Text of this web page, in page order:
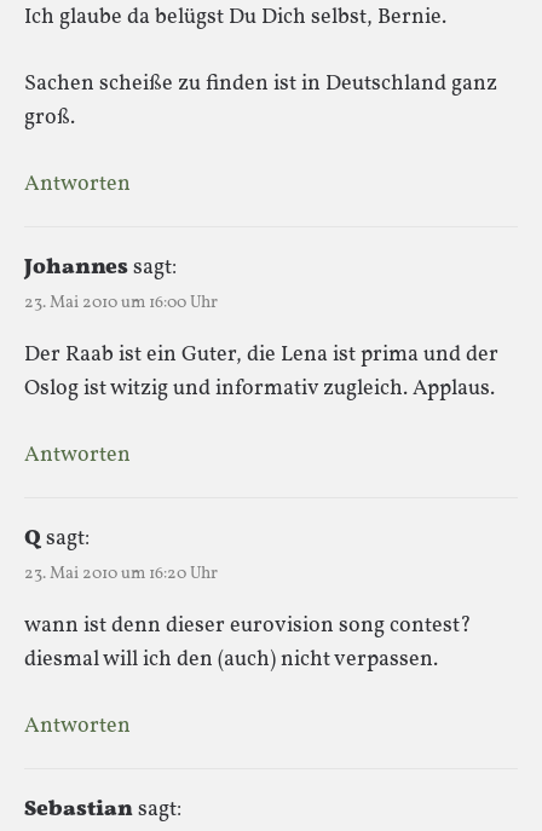
Ich glaube da belügst Du Dich selbst, Bernie.
Sachen scheiße zu finden ist in Deutschland ganz
groß.
Antworten
Johannessagt:
23. Mai 2010 um 16:00 Uhr
Der Raab ist ein Guter, die Lena ist prima und der
Oslog ist witzig und informativ zugleich. Applaus.
Antworten
Qsagt:
23. Mai 2010 um 16:20 Uhr
wann ist denn dieser eurovision song contest?
diesmal will ich den (auch) nicht verpassen.
Antworten
Sebastiansagt: